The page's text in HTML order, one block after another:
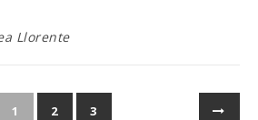
Llorente
1 2 3